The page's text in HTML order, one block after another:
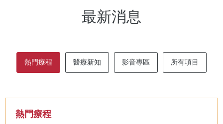
最新消息
熱門療程 醫療新知 影音專區 所有項目
熱門療程